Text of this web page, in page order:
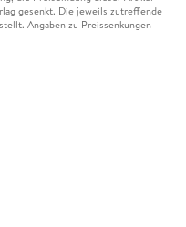
gesenkt. Die jeweils zutreffende
Angaben zu Preissenkungen